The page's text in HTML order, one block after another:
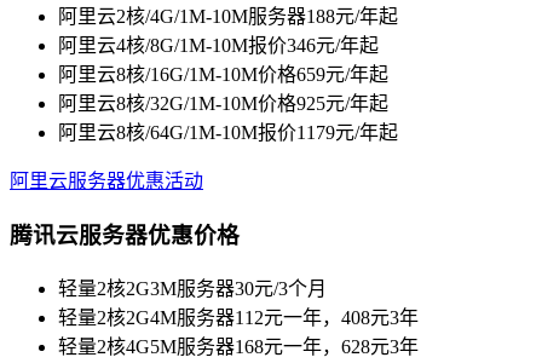
阿里云2核/4G/1M-10M服务器188元/年起
阿里云4核/8G/1M-10M报价346元/年起
阿里云8核/16G/1M-10M价格659元/年起
阿里云8核/32G/1M-10M价格925元/年起
阿里云8核/64G/1M-10M报价1179元/年起
阿里云服务器优惠活动
腾讯云服务器优惠价格
轻量2核2G3M服务器30元/3个月
轻量2核2G4M服务器112元一年，408元3年
轻量2核4G5M服务器168元一年，628元3年